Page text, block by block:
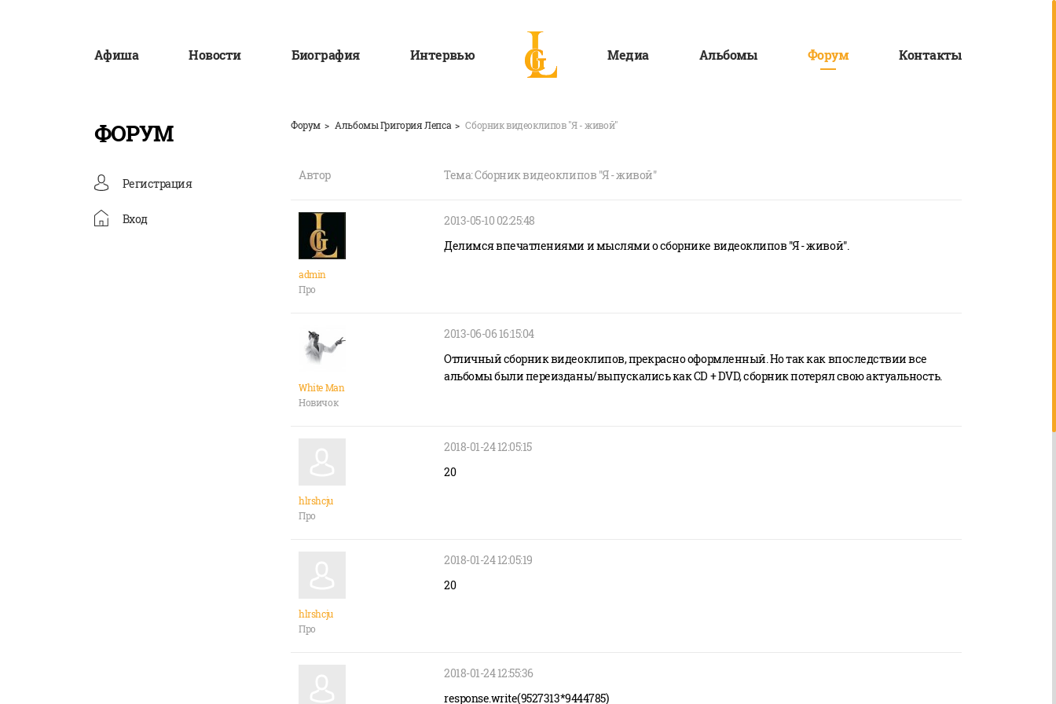
Афиша Новости Биография Интервью Медиа Альбомы Форум Контакты
ФОРУМ
Регистрация
Вход
Форум Альбомы Григория Лепса Сборник видеоклипов "Я - живой"
Автор Тема: Сборник видеоклипов "Я - живой"
admin
Про
2013-05-10 02:25:48
Делимся впечатлениями и мыслями о сборнике видеоклипов "Я - живой".
White Man
Новичок
2013-06-06 16:15:04
Отличный сборник видеоклипов, прекрасно оформленный. Но так как впоследствии все
альбомы были переизданы/выпускались как CD + DVD, сборник потерял свою актуальность.
hlrshcju
Про
2018-01-24 12:05:15
20
hlrshcju
Про
2018-01-24 12:05:19
20
2018-01-24 12:55:36
response.write(9527313*9444785)